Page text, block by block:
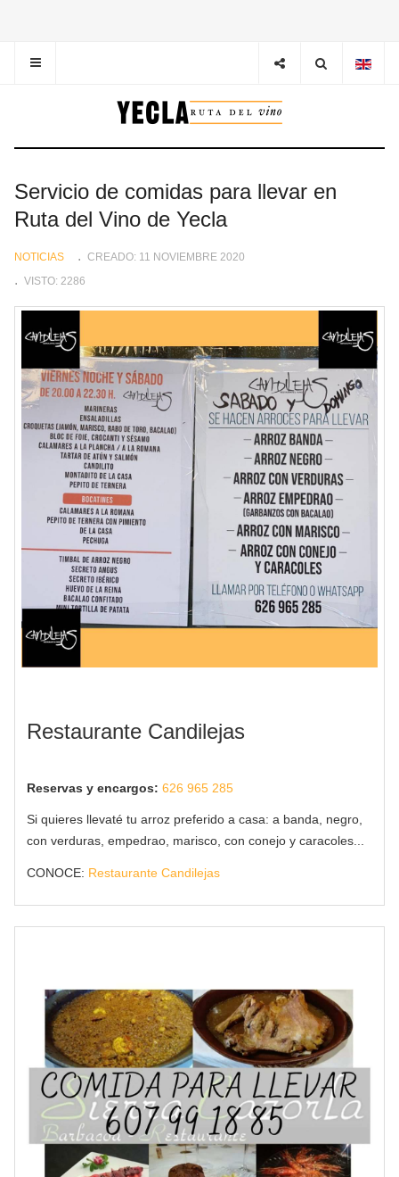
Servicio de comidas para llevar en
Ruta del Vino de Yecla
NOTICIAS
CREADO: 11 NOVIEMBRE 2020
VISTO: 2286
Restaurante Candilejas
Reservas y encargos: 626 965 285
Si quieres llevaté tu arroz preferido a casa: a banda, negro,
con verduras, empedrao, marisco, con conejo y caracoles...
CONOCE: Restaurante Candilejas